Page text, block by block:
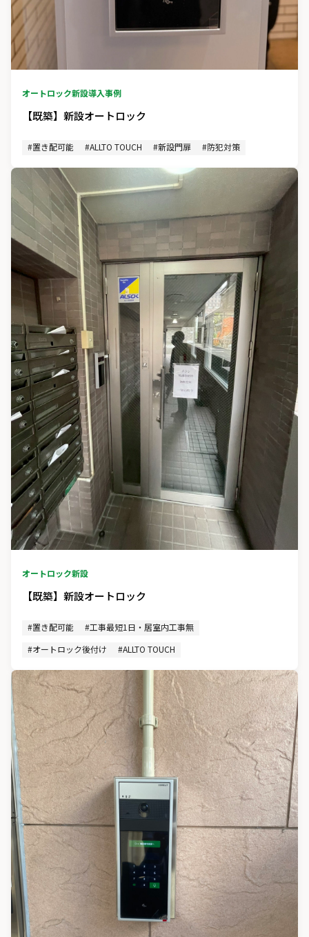
オートロック新設導入事例
【既築】新設オートロック
#置き配可能 #ALLTO TOUCH #新設門扉 #防犯対策
オートロック新設
【既築】新設オートロック
#置き配可能
#工事最短1日・居室内工事無
#オートロック後付け
#ALLTO TOUCH